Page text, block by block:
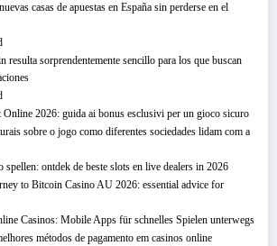
casas de apuestas en España sin perderse en el
resulta sorprendentemente sencillo para los que buscan
2026: guida ai bonus esclusivi per un gioco sicuro
sobre o jogo como diferentes sociedades lidam com a
ontdek de beste slots en live dealers in 2026
to Bitcoin Casino AU 2026: essential advice for
Casinos: Mobile Apps für schnelles Spielen unterwegs
métodos de pagamento em casinos online